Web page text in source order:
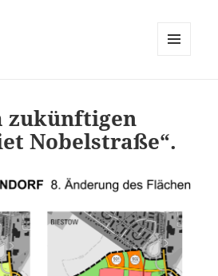
zukünftigen
Nobelstraße“.